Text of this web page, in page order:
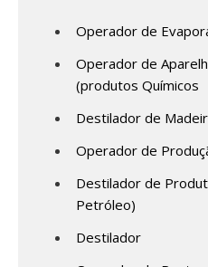
Operador de
Operador de
(produtos Químicos
Destilador de
Operador de
Destilador de
Petróleo)
Destilador